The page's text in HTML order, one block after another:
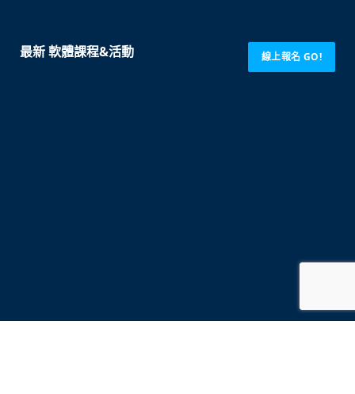
最新 軟體課程&活動 線上報名 GO!